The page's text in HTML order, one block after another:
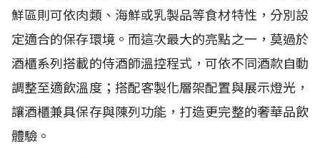
鮮區則可依肉類、海鮮或乳製品等食材特性，分別設
定適合的保存環境。而這次最大的亮點之一，莫過於
酒櫃系列搭載的侍酒師溫控程式，可依不同酒款自動
調整至適飲溫度；搭配客製化層架配置與展示燈光，
讓酒櫃兼具保存與陳列功能，打造更完整的奢華品飲
體驗。